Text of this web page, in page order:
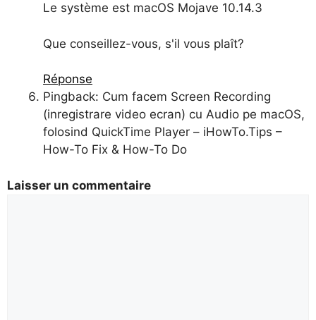
Le système est macOS Mojave 10.14.3
Que conseillez-vous, s'il vous plaît?
Réponse
Pingback: Cum facem Screen Recording
(inregistrare video ecran) cu Audio pe macOS,
folosind QuickTime Player – iHowTo.Tips –
How-To Fix & How-To Do
Laisser un commentaire